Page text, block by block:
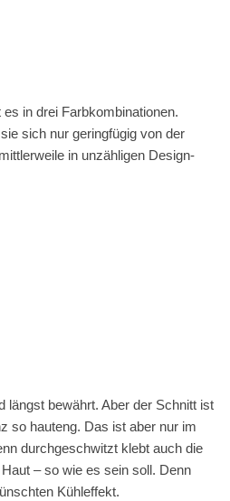
in drei Farbkombinationen.
sich nur geringfügig von der
in unzähligen Design-
längst bewährt. Aber der Schnitt ist
so hauteng. Das ist aber nur im
durchgeschwitzt klebt auch die
– so wie es sein soll. Denn
Kühleffekt.